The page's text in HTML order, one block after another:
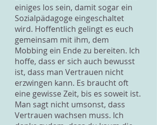
einiges los sein, damit sogar ein
Sozialpädagoge eingeschaltet
wird. Hoffentlich gelingt es euch
gemeinsam mit ihm, dem
Mobbing ein Ende zu bereiten. Ich
hoffe, dass er sich auch bewusst
ist, dass man Vertrauen nicht
erzwingen kann. Es braucht oft
eine gewisse Zeit, bis es soweit ist.
Man sagt nicht umsonst, dass
Vertrauen wachsen muss. Ich